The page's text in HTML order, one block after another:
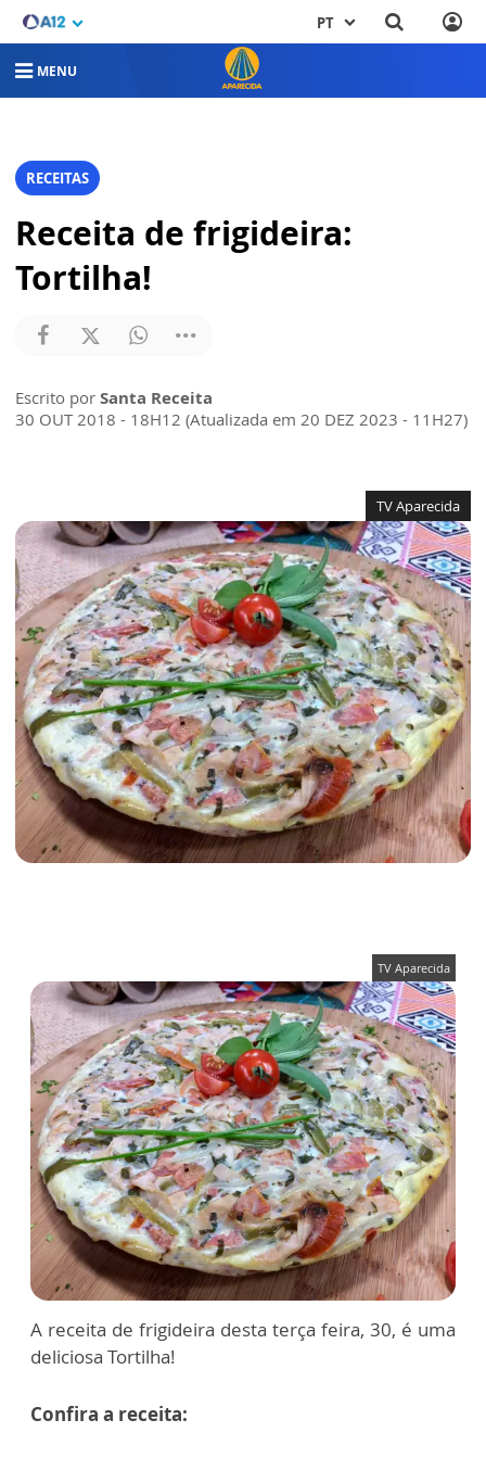
PT
MENU
RECEITAS
Receita de frigideira:
Tortilha!
Escrito por Santa Receita
30 OUT 2018 - 18H12 (Atualizada em 20 DEZ 2023 - 11H27)
TV Aparecida
TV Aparecida
A receita de frigideira desta terça feira, 30, é uma
deliciosa Tortilha!
Confira a receita: